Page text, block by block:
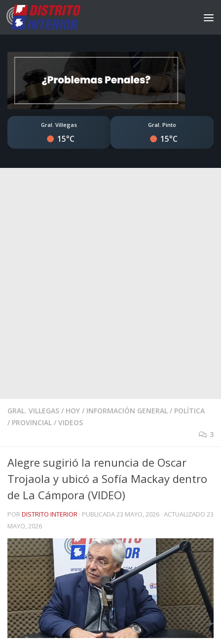
Gral. Villegas
15°C
Gral. Pinto
15°C
GRAL. VILLEGAS / HOY / INFORMACIÓN GENERAL / POLÍTICA
/ PROVINCIAL / VIDEOS
3
Alegre sugirió la renuncia de Oscar
Trojaola y ubicó a Sofía Mackay dentro
de La Cámpora (VIDEO)
PORDISTRITO INTERIOR · PUBLICADA23 MAYO, 2026 · ACTUALIZADO 23
MAYO, 2026